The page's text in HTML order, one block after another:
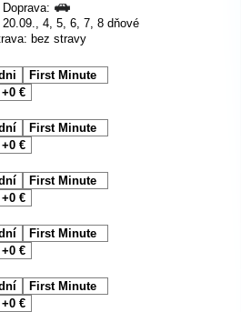
Doprava:
4, 5, 6, 7, 8 dňové
bez stravy
First Minute
+0 €
First Minute
+0 €
First Minute
+0 €
First Minute
+0 €
First Minute
+0 €